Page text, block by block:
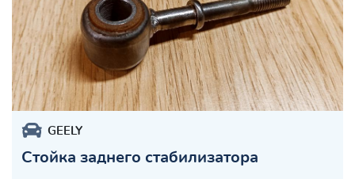
GEELY
Стойка заднего стабилизатора